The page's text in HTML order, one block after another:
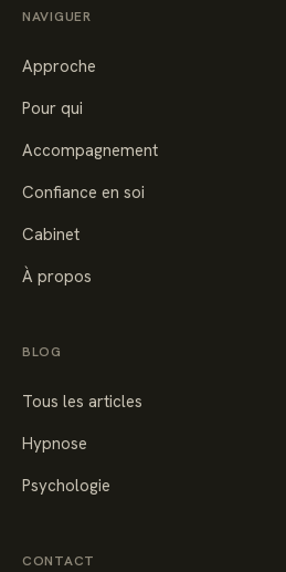
NAVIGUER
Approche
Pour qui
Accompagnement
Confiance en soi
Cabinet
À propos
BLOG
Tous les articles
Hypnose
Psychologie
CONTACT